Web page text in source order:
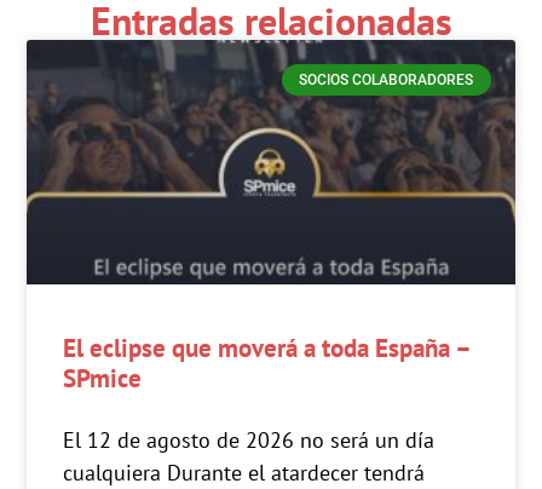
Entradas relacionadas
SOCIOS COLABORADORES
El eclipse que moverá a toda España –
SPmice
El 12 de agosto de 2026 no será un día
cualquiera Durante el atardecer tendrá